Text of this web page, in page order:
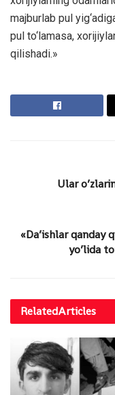
majburlab pul
pul to‘lamasa,
qilishadi.»
Ular
«Da’ishlar qanday
yo’lida
RelatedArticles